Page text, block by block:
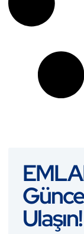
Ulaşın!